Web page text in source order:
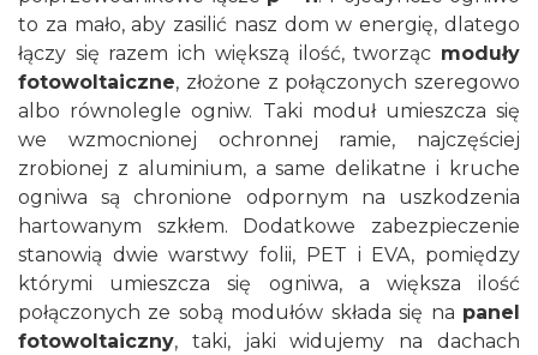
to za mało, aby zasilić nasz dom w energię, dlatego
łączy się razem ich większą ilość, tworząc moduły
fotowoltaiczne, złożone z połączonych szeregowo
albo równolegle ogniw. Taki moduł umieszcza się
we wzmocnionej ochronnej ramie, najczęściej
zrobionej z aluminium, a same delikatne i kruche
ogniwa są chronione odpornym na uszkodzenia
hartowanym szkłem. Dodatkowe zabezpieczenie
stanowią dwie warstwy folii, PET i EVA, pomiędzy
którymi umieszcza się ogniwa, a większa ilość
połączonych ze sobą modułów składa się na panel
fotowoltaiczny, taki, jaki widujemy na dachach